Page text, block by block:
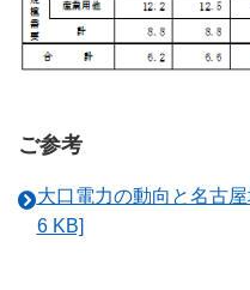
ご参考
大口電力の動向と名古
6 KB]